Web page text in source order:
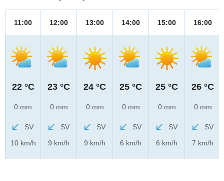
11:00
22 °C
0 mm
SV
10 km/h
12:00
23 °C
0 mm
SV
9 km/h
13:00
24 °C
0 mm
SV
9 km/h
14:00
25 °C
0 mm
SV
6 km/h
15:00
25 °C
0 mm
SV
6 km/h
16:00
26 °C
0 mm
SV
7 km/h